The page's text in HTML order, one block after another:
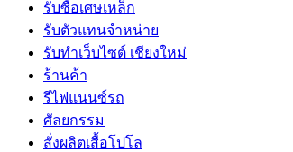
รับซื้อเศษเหล็ก
รับตัวแทนจำหน่าย
รับทำเว็บไซต์ เชียงใหม่
ร้านค้า
รีไฟแนนซ์รถ
ศัลยกรรม
สั่งผลิตเสื้อโปโล